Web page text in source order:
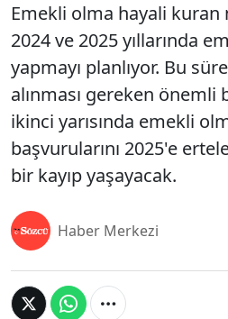
Emekli olma hayali kuran
2024 ve 2025 yıllarında
yapmayı planlıyor. Bu
alınması gereken önemli
ikinci yarısında emekli
başvurularını 2025'e
bir kayıp yaşayacak.
Haber Merkezi